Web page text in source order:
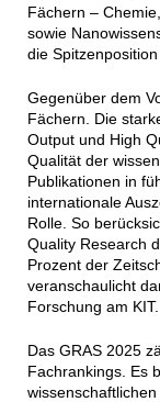
Fächern –
sowie
die
Gegenüber dem
Fächern. Die
Output und High
Qualität der
Publikationen in
internationale
Rolle. So
Quality Research
Prozent der
veranschaulicht
Forschung am KIT.
Das GRAS 2025
Fachrankings. Es